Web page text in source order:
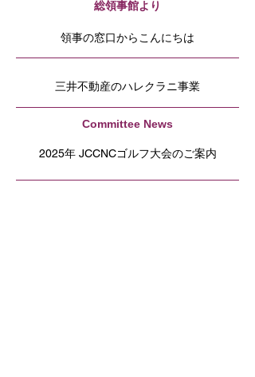
​総領事館より
領事の窓口からこんにちは
三井不動産のハレクラニ事業
Committee News
2025年 JCCNCゴルフ大会のご案内